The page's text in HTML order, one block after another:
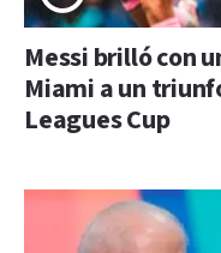
Messi brilló con
Miami a un
Leagues Cup